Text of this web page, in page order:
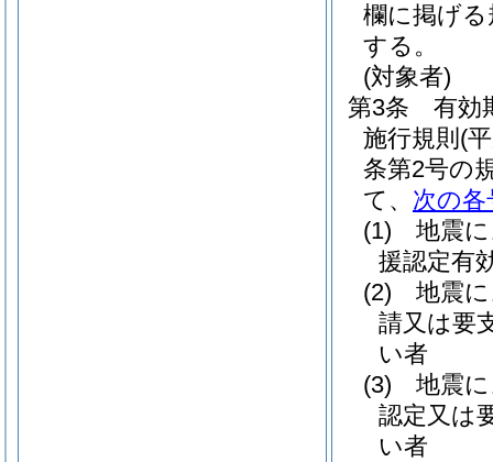
欄に掲げ
する。
(対象者)
第3条
有効
施行規則 (
条第2号の
て、 次の各
(1)
地震
援認定有
(2)
地震
請又は要
い者
(3)
地震
認定又は
い者